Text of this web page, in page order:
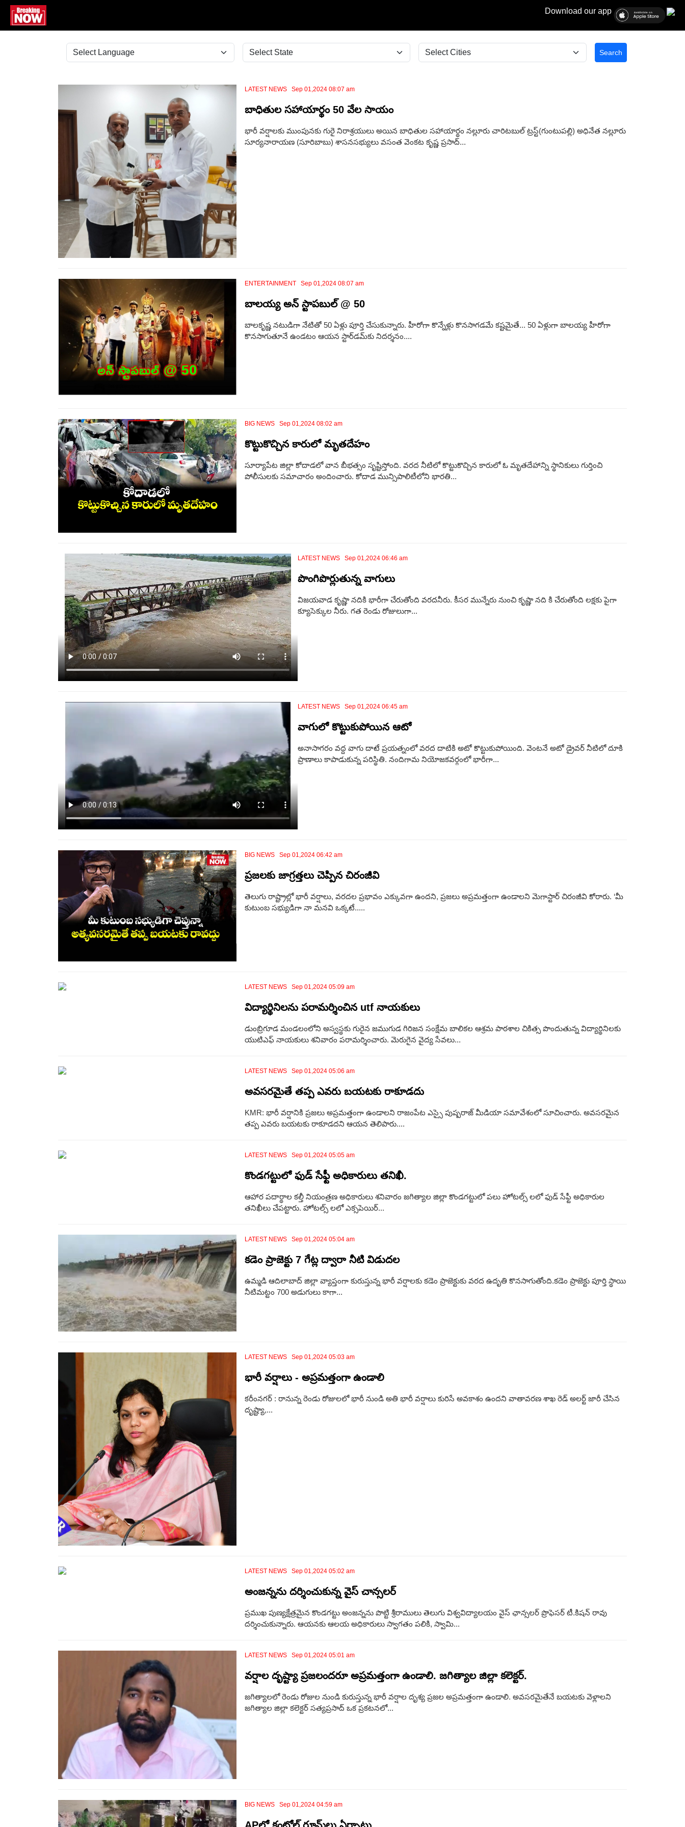
Download our app
Search
LATEST NEWS Sep 01,2024 08:07 am
బాధితుల సహాయార్థం 50 వేల సాయం
భారీ వర్షాలకు ముంపునకు గురై నిరాశ్రయులు అయిన బాధితుల సహాయార్థం నల్లూరు చారిటబుల్ ట్రస్ట్(గుంటుపల్లి) అధినేత నల్లూరు
సూర్యనారాయణ (సూరిబాబు) శాసనసభ్యులు వసంత వెంకట కృష్ణ ప్రసాద్...
ENTERTAINMENT Sep 01,2024 08:07 am
బాలయ్య అన్ స్టాపబుల్ @ 50
బాల‌కృష్ణ నటుడిగా నేటితో 50 ఏళ్లు పూర్తి చేసుకున్నారు. హీరోగా కొన్నేళ్లు కొనసాగడమే కష్టమైతే... 50 ఏళ్లుగా బాలయ్య హీరోగా
కొనసాగుతూనే ఉండటం ఆయన స్టార్‌డ‌మ్‌కు నిదర్శనం....
BIG NEWS Sep 01,2024 08:02 am
కొట్టుకొచ్చిన కారులో మృతదేహం
సూర్యాపేట జిల్లా కోదాడలో వాన బీభత్సం సృష్టిస్తోంది. వరద నీటిలో కొట్టుకొచ్చిన కారులో ఓ మృతదేహాన్ని స్థానికులు గుర్తించి
పోలీసులకు సమాచారం అందించారు. కోదాడ మున్సిపాలిటీలోని భారతి...
LATEST NEWS Sep 01,2024 06:46 am
పొంగిపొర్లుతున్న వాగులు
విజయవాడ కృష్ణా నదికి భారీగా చేరుతోంది వరదనీరు. కీసర మున్నేరు నుంచి కృష్ణా నది కి చేరుతోంది లక్షకు పైగా
క్యూసెక్కుల నీరు. గత రెండు రోజులుగా...
LATEST NEWS Sep 01,2024 06:45 am
వాగులో కొట్టుకుపోయిన ఆటో
అనాసాగరం వద్ద వాగు దాటే ప్రయత్నంలో వ‌ర‌ద దాటికి అటో కొట్టుకుపోయింది. వెంట‌నే అటో డ్రైవ‌ర్ నీటిలో దూకి
ప్రాణాలు కాపాడుకున్న ప‌రిస్థితి. నందిగామ నియోజకవర్గంలో భారీగా...
BIG NEWS Sep 01,2024 06:42 am
ప్ర‌జ‌ల‌కు జాగ్ర‌త్త‌లు చెప్పిన‌ చిరంజీవి
తెలుగు రాష్ట్రాల్లో భారీ వర్షాలు, వరదల ప్రభావం ఎక్కువగా ఉందని, ప్రజలు అప్రమత్తంగా ఉండాలని మెగాస్టార్ చిరంజీవి కోరారు. ‘మీ
కుటుంబ సభ్యుడిగా నా మనవి ఒక్కటే.....
LATEST NEWS Sep 01,2024 05:09 am
విద్యార్థినిలను పరామర్శించిన utf నాయకులు
డుంబ్రిగూడ మండలంలోని అస్వస్థకు గురైన జముగుడ గిరిజన సంక్షేమ బాలికల ఆశ్రమ పాఠశాల చికిత్స పొందుతున్న విద్యార్థినిలకు
యుటిఎఫ్ నాయకులు శనివారం పరామర్శించారు. మెరుగైన వైద్య సేవలు...
LATEST NEWS Sep 01,2024 05:06 am
అవసరమైతే తప్ప ఎవరు బయటకు రాకూడదు
KMR: భారీ వర్షానికి ప్రజలు అప్రమత్తంగా ఉండాలని రాజంపేట ఎస్సై పుష్పరాజ్ మీడియా సమావేశంలో సూచించారు. అవసరమైన
తప్ప ఎవరు బయటకు రాకూడదని ఆయన తెలిపారు....
LATEST NEWS Sep 01,2024 05:05 am
కొండగట్టులో ఫుడ్ సేఫ్టీ అధికారులు తనిఖీ.
ఆహార పదార్థాల కల్తీ నియంత్రణ అధికారులు శనివారం జగిత్యాల జిల్లా కొండగట్టులో పలు హోటల్స్ లలో ఫుడ్ సేఫ్టీ అధికారుల
తనిఖీలు చేపట్టారు. హోటల్స్ లలో ఎక్సపెయిర్...
LATEST NEWS Sep 01,2024 05:04 am
కడెం ప్రాజెక్టు 7 గేట్ల ద్వారా నీటి విడుదల
ఉమ్మడి ఆదిలాబాద్ జిల్లా వ్యాప్తంగా కురుస్తున్న భారీ వర్షాలకు కడెం ప్రాజెక్టుకు వరద ఉదృతి కొనసాగుతోంది.కడెం ప్రాజెక్టు పూర్తి స్థాయి
నీటిమట్టం 700 అడుగులు కాగా...
LATEST NEWS Sep 01,2024 05:03 am
భారీ వర్షాలు - అప్రమత్తంగా ఉండాలి
కరీంనగర్ : రానున్న రెండు రోజులలో భారీ నుండి అతి భారీ వర్షాలు కురిసే అవకాశం ఉందని వాతావరణ శాఖ రెడ్ అలర్ట్ జారీ చేసిన
దృష్ట్యా,...
LATEST NEWS Sep 01,2024 05:02 am
అంజన్నను దర్శించుకున్న వైస్ చాన్సలర్
ప్రముఖ పుణ్యక్షేత్రమైన కొండగట్టు అంజన్నను పొట్టి శ్రీరాములు తెలుగు విశ్వవిద్యాలయం వైస్ ఛాన్సలర్ ప్రొఫెసర్ టీ.కిషన్ రావు
దర్శించుకున్నారు. ఆయనకు ఆలయ అధికారులు స్వాగతం పలికి, స్వామి...
LATEST NEWS Sep 01,2024 05:01 am
వర్షాల దృష్ట్యా ప్రజలందరూ అప్రమత్తంగా ఉండాలి. జగిత్యాల జిల్లా కలెక్టర్.
జగిత్యాలలో రెండు రోజుల నుండి కురుస్తున్న భారీ వర్షాల దృశ్య ప్రజల అప్రమత్తంగా ఉండాలి. అవసరమైతేనే బయటకు వెళ్లాలని
జగిత్యాల జిల్లా కలెక్టర్ సత్యప్రసాద్ ఒక ప్రకటనలో...
BIG NEWS Sep 01,2024 04:59 am